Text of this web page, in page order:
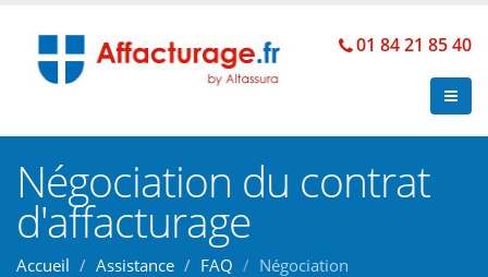
01 84 21 85 40
Négociation du contrat
d'affacturage
Accueil Assistance FAQ Négociation